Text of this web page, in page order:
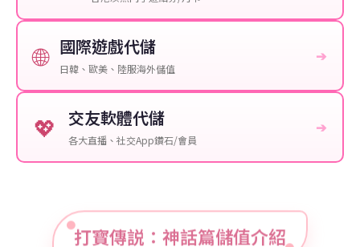
🌐 國際遊戲代儲
日韓、歐美、陸服海外儲值
➔
💖 交友軟體代儲
各大直播、社交App鑽石/會員
➔
打寳傳説：神話篇儲值介紹